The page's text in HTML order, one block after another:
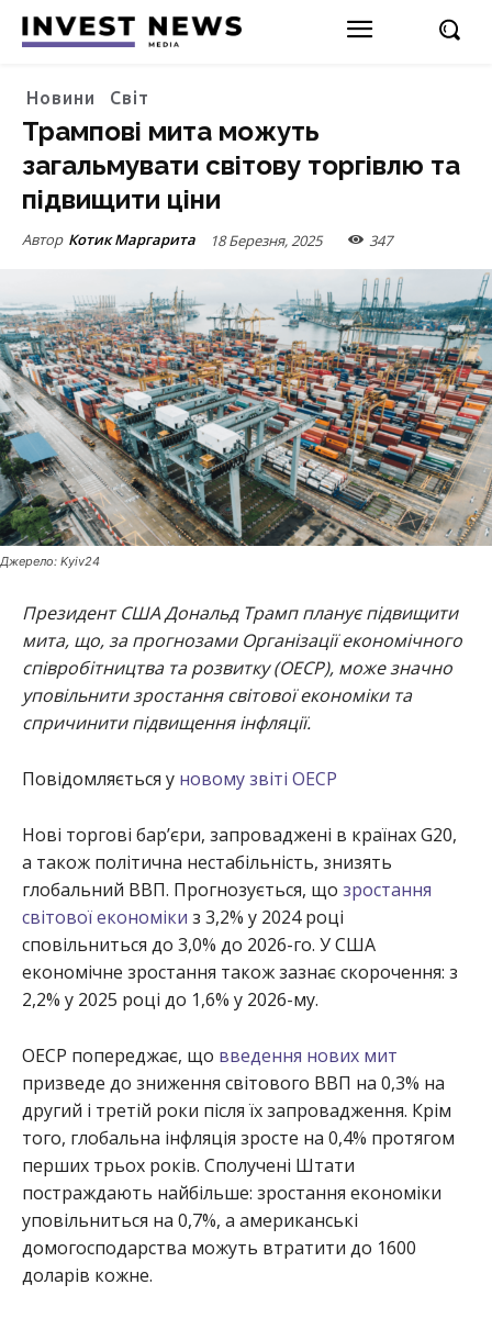
Новини Світ
Трампові мита можуть
загальмувати світову торгівлю та
підвищити ціни
Автор Котик Маргарита 18 Березня, 2025 347
Джерело: Kyiv24
Президент США Дональд Трамп планує підвищити
мита, що, за прогнозами Організації економічного
співробітництва та розвитку (ОЕСР), може значно
уповільнити зростання світової економіки та
спричинити підвищення інфляції.
Повідомляється у новому звіті ОЕСР
Нові торгові бар’єри, запроваджені в країнах G20,
а також політична нестабільність, знизять
глобальний ВВП. Прогнозується, що зростання
світової економіки з 3,2% у 2024 році
сповільниться до 3,0% до 2026-го. У США
економічне зростання також зазнає скорочення: з
2,2% у 2025 році до 1,6% у 2026-му.
ОЕСР попереджає, що введення нових мит
призведе до зниження світового ВВП на 0,3% на
другий і третій роки після їх запровадження. Крім
того, глобальна інфляція зросте на 0,4% протягом
перших трьох років. Сполучені Штати
постраждають найбільше: зростання економіки
уповільниться на 0,7%, а американські
домогосподарства можуть втратити до 1600
доларів кожне.